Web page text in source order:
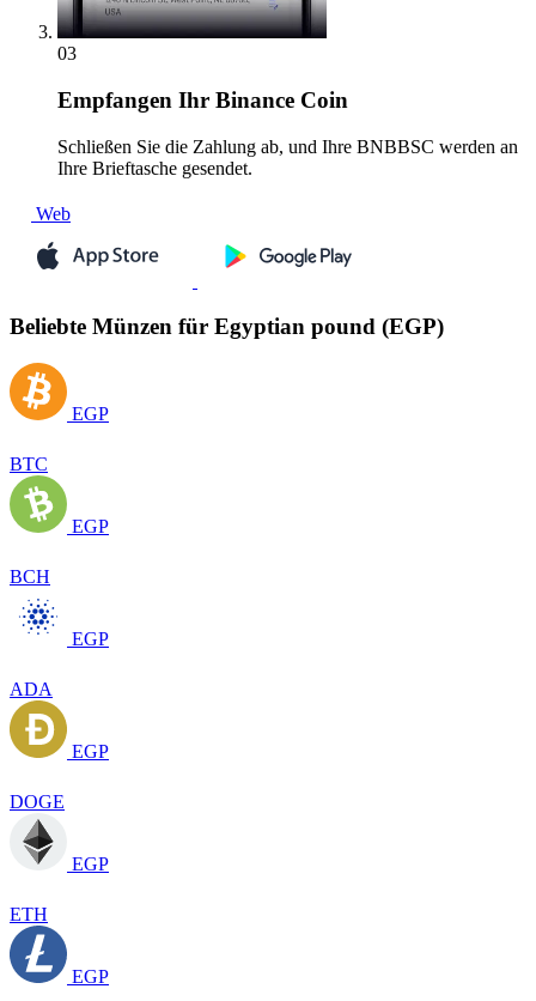
03
Empfangen Ihr Binance Coin
Schließen Sie die Zahlung ab, und Ihre BNBBSC werden an
Ihre Brieftasche gesendet.
Web
Beliebte Münzen für Egyptian pound (EGP)
EGP
BTC
EGP
BCH
EGP
ADA
EGP
DOGE
EGP
ETH
EGP